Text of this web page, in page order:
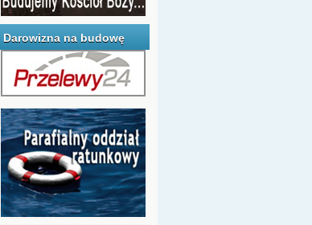
Darowizna na budowę